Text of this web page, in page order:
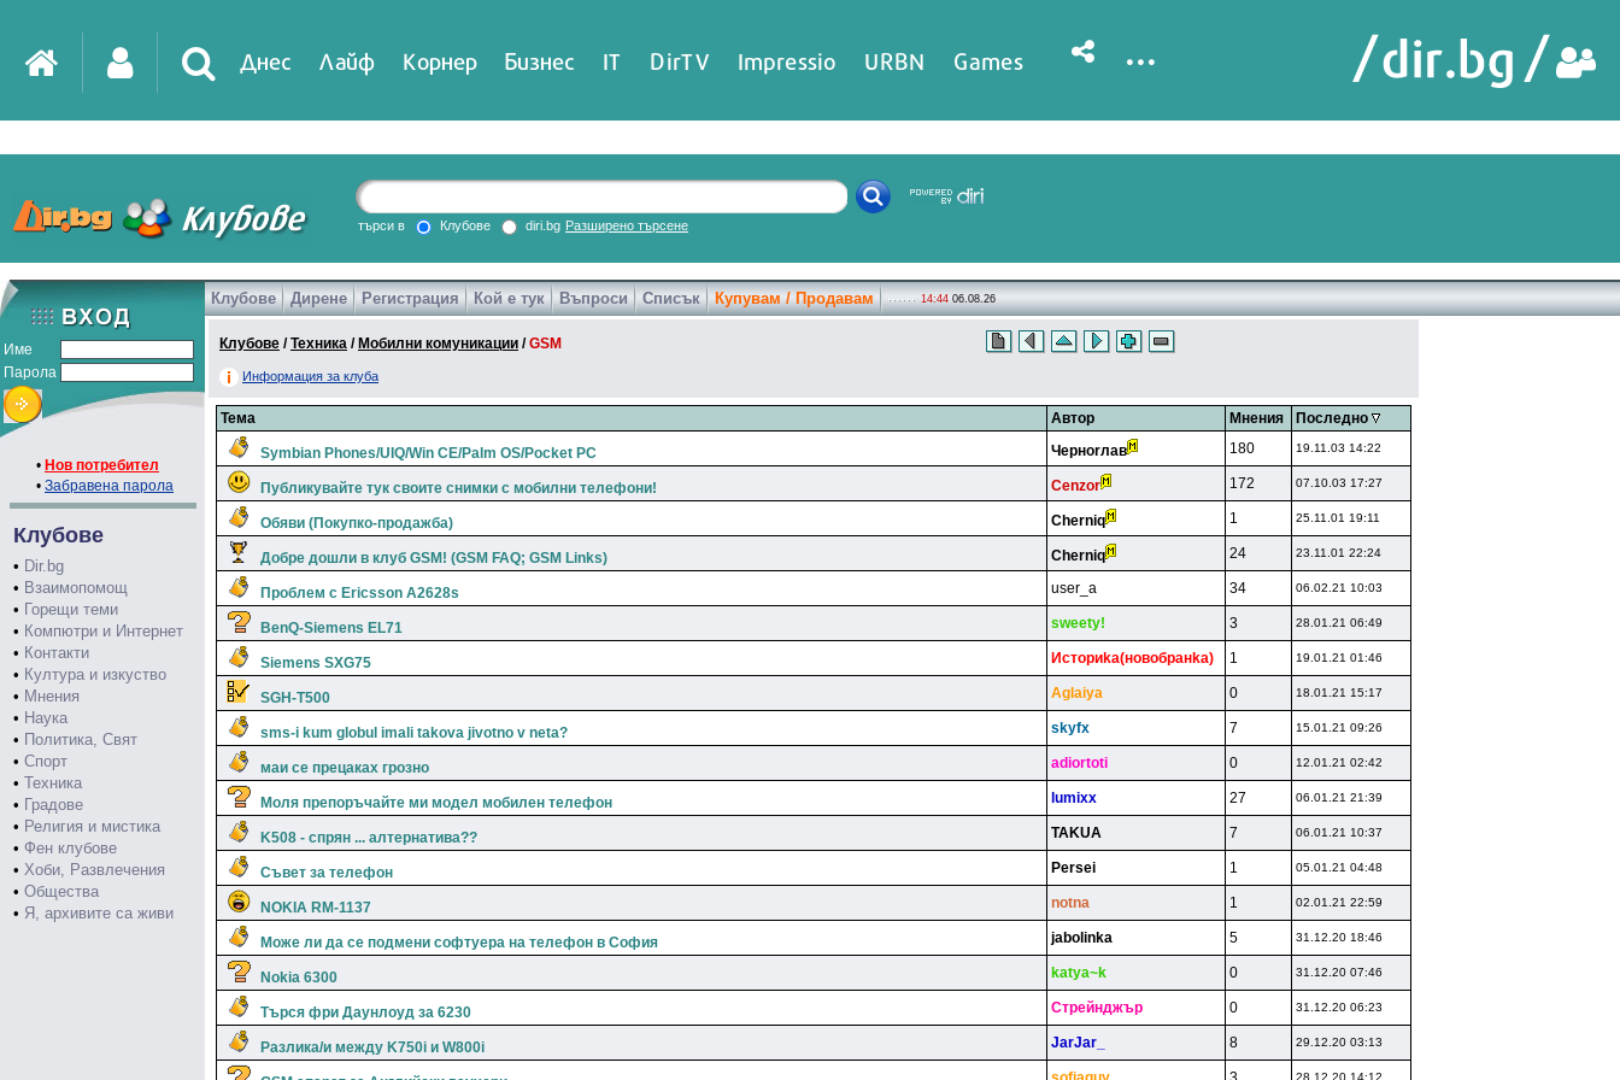
Днес Лайф Корнер Бизнес IT DirTV Impressio URBN Games ...
търси в Клубове diri.bg Разширено търсене
Име
Парола
• Нов потребител
• Забравена парола
Клубове
• Dir.bg
• Взаимопомощ
• Горещи теми
• Компютри и Интернет
• Контакти
• Култура и изкуство
• Мнения
• Наука
• Политика, Свят
• Спорт
• Техника
• Градове
• Религия и мистика
• Фен клубове
• Хоби, Развлечения
• Общества
• Я, архивите са живи
Клубове Дирене Регистрация Кой е тук Въпроси Списък Купувам / Продавам 14:44 06.08.26
Клубове /Техника / Мобилни комуникации /GSM
Информация за клуба
Тема Автор Мнения Последно
Symbian Phones/UIQ/Win CE/Palm OS/Pocket PC Чepнorлaв 180 19.11.03 14:22
Публикувайте тук своите снимки с мобилни телефони! Cenzor 172 07.10.03 17:27
Обяви (Покупко-продажба) Cherniq 1 25.11.01 19:11
Добре дошли в клуб GSM! (GSM FAQ; GSM Links) Cherniq 24 23.11.01 22:24
Проблем с Ericsson A2628s user_a 34 06.02.21 10:03
BenQ-Siemens EL71 sweety! 3 28.01.21 06:49
Siemens SXG75 Иcтopиka(нoвoбpaнka) 1 19.01.21 01:46
SGH-T500 Aglaiya 0 18.01.21 15:17
sms-i kum globul imali takova jivotno v neta? skyfx 7 15.01.21 09:26
маи се прецаках грозно adiortoti 0 12.01.21 02:42
Моля препоръчайте ми модел мобилен телефон lumixx 27 06.01.21 21:39
K508 - спрян ... алтернатива?? TAKUA 7 06.01.21 10:37
Съвет за телефон Persei 1 05.01.21 04:48
NOKIA RM-1137 notna 1 02.01.21 22:59
Може ли да се подмени софтуера на телефон в София jabolinka 5 31.12.20 18:46
Nokia 6300 katya~k 0 31.12.20 07:46
Търся фри Даунлоуд за 6230 Cтpeйнджъp 0 31.12.20 06:23
Разлика/и между K750i и W800i JarJar_ 8 29.12.20 03:13
28.12.20 14:12